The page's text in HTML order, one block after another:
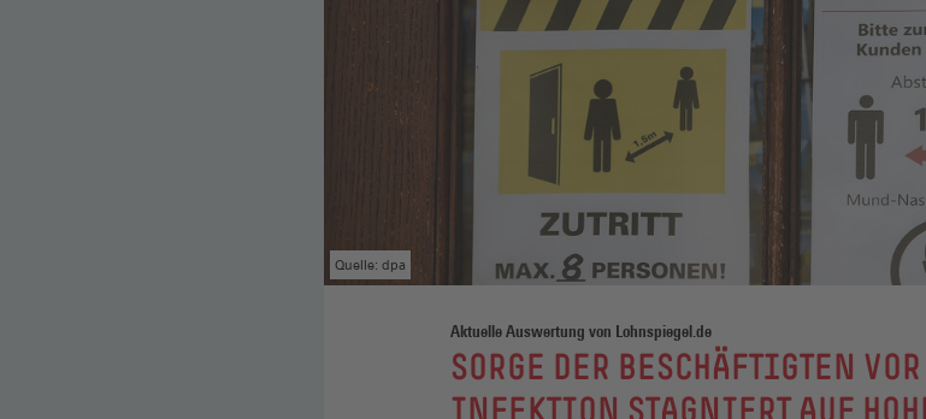
Quelle: dpa
Aktuelle Auswertung von Lohnspiegel.de
:
SORGE DER BESCHÄFTIGTEN
INFEKTION STAGNIERT AUF